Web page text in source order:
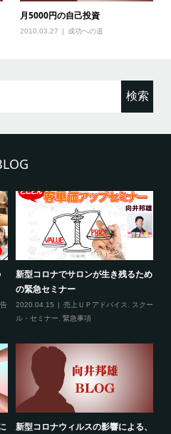
月5000円の自己投資
2010.03.27 成功への道
新型コロナでサロンが生き残るため
の緊急セミナー
2020.04.15 売上ＵＰアドバイス
スクー
ル・セミナー
緊急事項
新型コロナウィルスの影響による、